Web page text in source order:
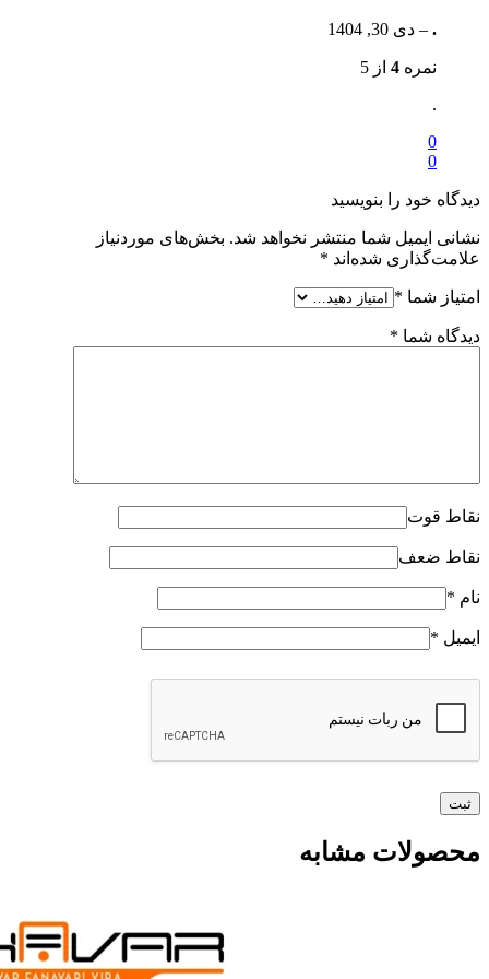
.
– دی 30, 1404
نمره 4 از 5
.
0
0
دیدگاه خود را بنویسید
نشانی ایمیل شما منتشر نخواهد شد. بخش‌های موردنیاز
علامت‌گذاری شده‌اند *
امتیاز شما *
دیدگاه شما *
نقاط قوت
نقاط ضعف
نام *
ایمیل *
محصولات مشابه